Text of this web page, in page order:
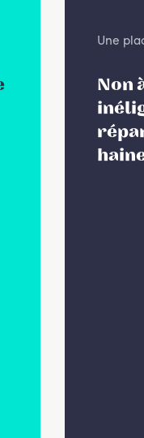
Une
Non